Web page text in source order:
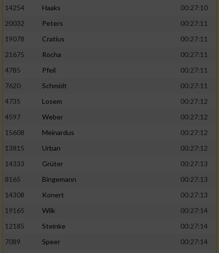
14254
Haaks
00:27:10
20032
Peters
00:27:11
19078
Cratius
00:27:11
21675
Rocha
00:27:11
4785
Pfeil
00:27:11
7620
Schmidt
00:27:11
4735
Losem
00:27:12
4597
Weber
00:27:12
15608
Meinardus
00:27:12
13815
Urban
00:27:12
14333
Grüter
00:27:13
8165
Bingemann
00:27:13
14308
Konert
00:27:13
19165
Wilk
00:27:14
12185
Steinke
00:27:14
7089
Speer 00:27:14